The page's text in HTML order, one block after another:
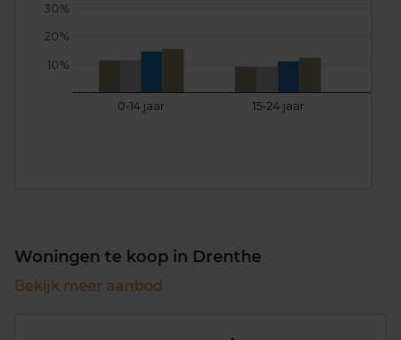
0-14 jaar 15-24 jaar
10%
20%
30%
Woningen te koop in Drenthe
Bekijk meer aanbod